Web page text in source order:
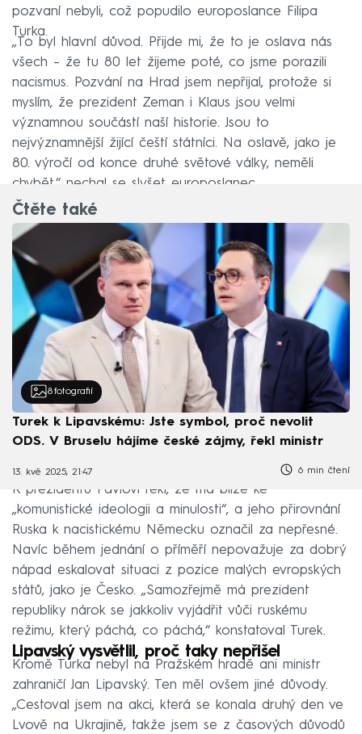
pozvaní nebyli, což popudilo europoslance Filipa
Turka.
„To byl hlavní důvod. Přijde mi, že to je oslava nás
všech – že tu 80 let žijeme poté, co jsme porazili
nacismus. Pozvání na Hrad jsem nepřijal, protože si
myslím, že prezident Zeman i Klaus jsou velmi
významnou součástí naší historie. Jsou to
nejvýznamnější žijící čeští státníci. Na oslavě, jako je
80. výročí od konce druhé světové války, neměli
chybět,“ nechal se slyšet europoslanec.
Čtěte také
8 fotografií
Turek k Lipavskému: Jste symbol, proč nevolit
ODS. V Bruselu hájíme české zájmy, řekl ministr
13. kvě 2025, 21:47 6 min čtení
K prezidentu Pavlovi řekl, že má blíže ke
„komunistické ideologii a minulosti“, a jeho přirovnání
Ruska k nacistickému Německu označil za nepřesné.
Navíc během jednání o příměří nepovažuje za dobrý
nápad eskalovat situaci z pozice malých evropských
států, jako je Česko. „Samozřejmě má prezident
republiky nárok se jakkoliv vyjádřit vůči ruskému
režimu, který páchá, co páchá,“ konstatoval Turek.
Lipavský vysvětlil, proč taky nepřišel
Kromě Turka nebyl na Pražském hradě ani ministr
zahraničí Jan Lipavský. Ten měl ovšem jiné důvody.
„Cestoval jsem na akci, která se konala druhý den ve
Lvově na Ukrajině, takže jsem se z časových důvodů